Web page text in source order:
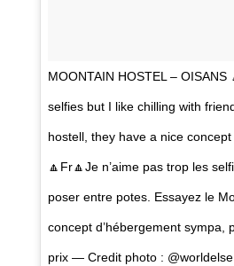
MOONTAIN HOSTEL – OISANS
selfies but I like chilling with
hostell, they have a nice concept
🔼Fr🔼Je n’aime pas trop les
poser entre potes. Essayez le
concept d’hébergement sympa,
prix — Credit photo :